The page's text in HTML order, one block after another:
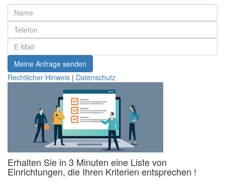
Meine Anfrage senden
Rechtlicher Hinweis | Datenschutz
Erhalten Sie in 3 Minuten eine Liste von
Einrichtungen, die Ihren Kriterien entsprechen !